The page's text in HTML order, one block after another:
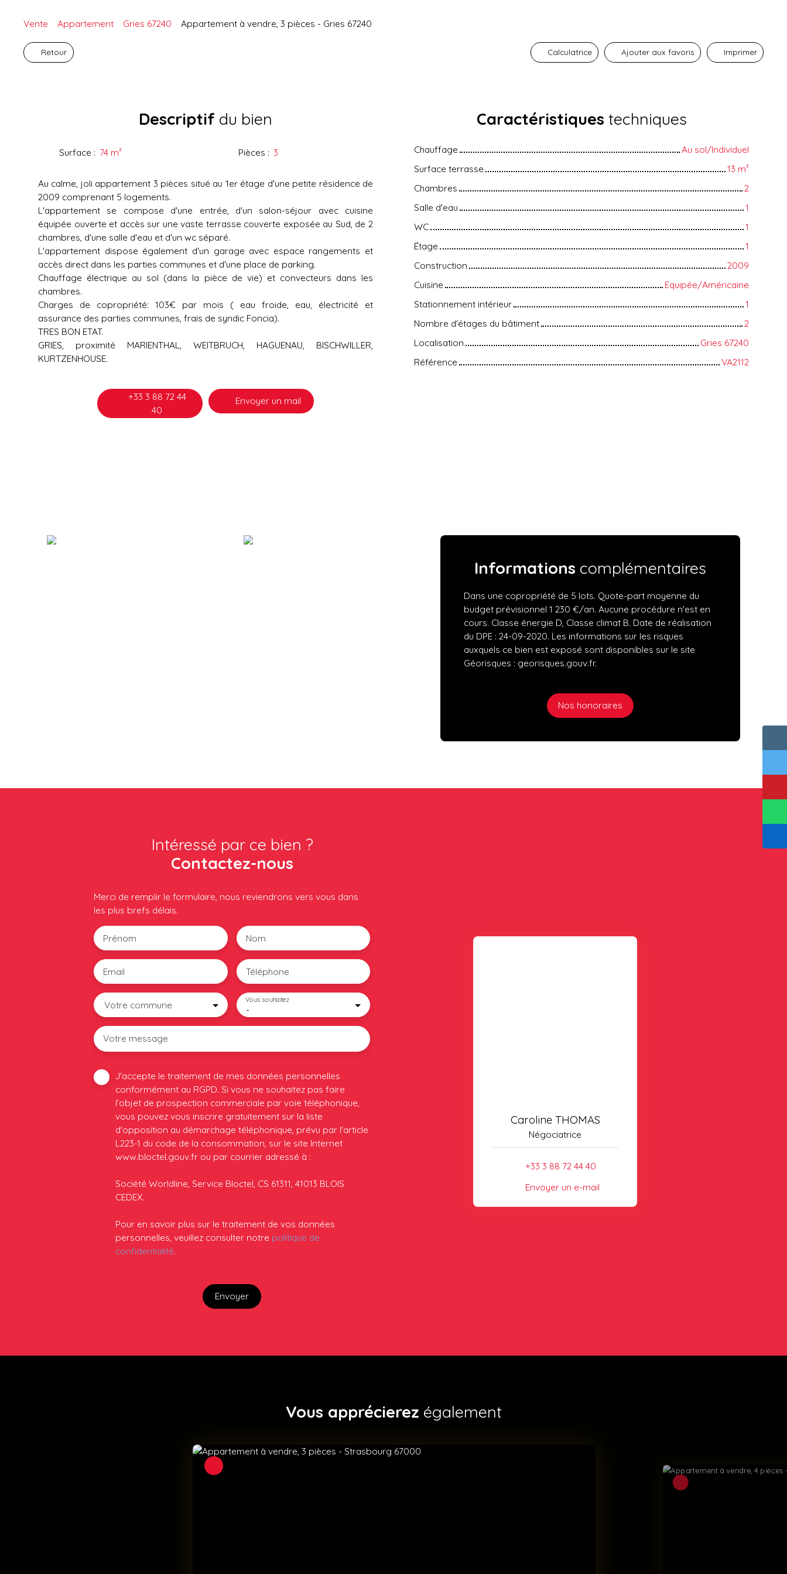
Vente Appartement Gries 67240 Appartement à vendre, 3 pièces - Gries 67240
Retour Calculatrice Ajouter aux favoris Imprimer
Descriptif du bien
Surface : 74 m² Pièces : 3
Au calme, joli appartement 3 pièces situé au 1er étage d'une petite résidence de
2009 comprenant 5 logements.
L'appartement se compose d'une entrée, d'un salon-séjour avec cuisine
équipée ouverte et accès sur une vaste terrasse couverte exposée au Sud, de 2
chambres, d'une salle d'eau et d'un wc séparé.
L'appartement dispose également d'un garage avec espace rangements et
accès direct dans les parties communes et d'une place de parking.
Chauffage électrique au sol (dans la pièce de vie) et convecteurs dans les
chambres.
Charges de copropriété: 103€ par mois ( eau froide, eau, électricité et
assurance des parties communes, frais de syndic Foncia).
TRES BON ETAT.
GRIES, proximité MARIENTHAL, WEITBRUCH, HAGUENAU, BISCHWILLER,
KURTZENHOUSE.
+33 3 88 72 44
40
Envoyer un mail
Caractéristiques techniques
Chauffage
Au sol/Individuel
Surface terrasse
13 m²
Chambres
2
Salle d'eau
1
WC
1
Étage
1
Construction
2009
Cuisine
Equipée/Américaine
Stationnement intérieur
1
Nombre d'étages du bâtiment
2
Localisation
Gries 67240
Référence
VA2112
Informations complémentaires
Dans une copropriété de 5 lots. Quote-part moyenne du
budget prévisionnel 1 230 €/an. Aucune procédure n'est en
cours. Classe énergie D, Classe climat B. Date de réalisation
du DPE : 24-09-2020. Les informations sur les risques
auxquels ce bien est exposé sont disponibles sur le site
Géorisques : georisques.gouv.fr.
Nos honoraires
Intéressé par ce bien ?
Contactez-nous
Merci de remplir le formulaire, nous reviendrons vers vous dans
les plus brefs délais.
Prénom Nom
Email Téléphone
Votre commune -
Vous souhaitez
Votre message
J'accepte le traitement de mes données personnelles
conformément au RGPD. Si vous ne souhaitez pas faire
l'objet de prospection commerciale par voie téléphonique,
vous pouvez vous inscrire gratuitement sur la liste
d'opposition au démarchage téléphonique, prévu par l'article
L223-1 du code de la consommation, sur le site Internet
www.bloctel.gouv.fr ou par courrier adressé à :
Société Worldline, Service Bloctel, CS 61311, 41013 BLOIS
CEDEX.
Pour en savoir plus sur le traitement de vos données
personnelles, veuillez consulter notre politique de
confidentialité.
Envoyer
Caroline THOMAS
Négociatrice
+33 3 88 72 44 40
Envoyer un e-mail
Vous apprécierez également